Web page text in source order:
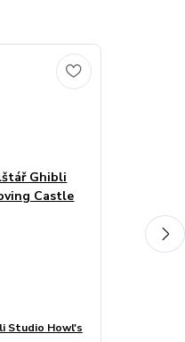
Studio Howl's